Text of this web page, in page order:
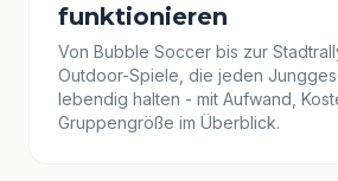
funktionieren
Von Bubble Soccer bis zur
Outdoor-Spiele, die jeden
lebendig halten - mit Aufwand,
Gruppengröße im Überblick.